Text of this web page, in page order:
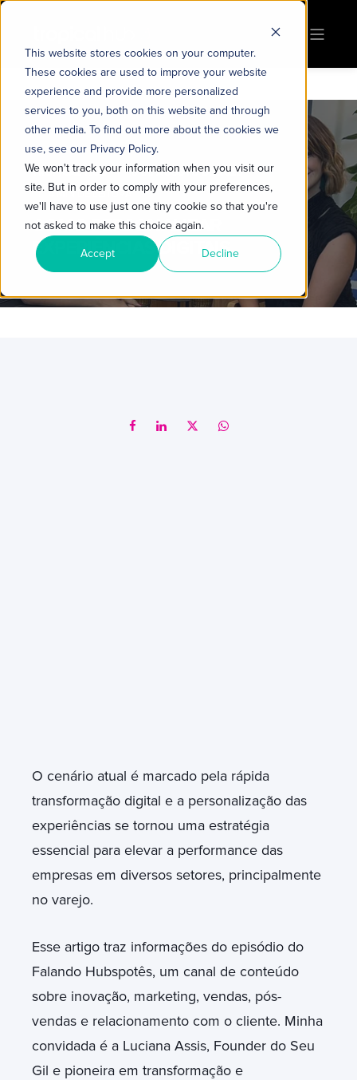
This website stores cookies on your computer.
These cookies are used to improve your website
experience and provide more personalized
services to you, both on this website and through
other media. To find out more about the cookies we
use, see our Privacy Policy.
We won't track your information when you visit our
site. But in order to comply with your preferences,
we'll have to use just one tiny cookie so that you're
not asked to make this choice again.
Accept Decline
TROPICAL HUB
10 DE AGOSTO DE 2023
4 MIN DE LEITURA
COMO PERSONALIZAR
EXPERIÊNCIAS DIGITAIS
O cenário atual é marcado pela rápida
transformação digital e a personalização das
experiências se tornou uma estratégia
essencial para elevar a performance das
empresas em diversos setores, principalmente
no varejo.
Esse artigo traz informações do episódio do
Falando Hubspotês, um canal de conteúdo
sobre inovação, marketing, vendas, pós-
vendas e relacionamento com o cliente. Minha
convidada é a Luciana Assis, Founder do Seu
Gil e pioneira em transformação e